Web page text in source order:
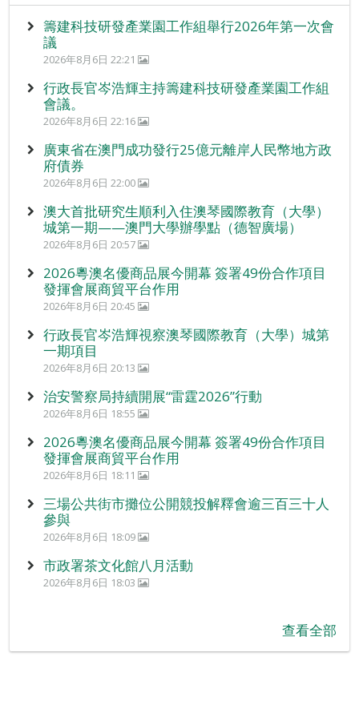
籌建科技研發產業園工作組舉行2026年第一次會
議
2026年8月6日 22:21
行政長官岑浩輝主持籌建科技研發產業園工作組
會議。
2026年8月6日 22:16
廣東省在澳門成功發行25億元離岸人民幣地方政
府債券
2026年8月6日 22:00
澳大首批研究生順利入住澳琴國際教育（大學）
城第一期——澳門大學辦學點（德智廣場）
2026年8月6日 20:57
2026粵澳名優商品展今開幕 簽署49份合作項目
發揮會展商貿平台作用
2026年8月6日 20:45
行政長官岑浩輝視察澳琴國際教育（大學）城第
一期項目
2026年8月6日 20:13
治安警察局持續開展“雷霆2026”行動
2026年8月6日 18:55
2026粵澳名優商品展今開幕 簽署49份合作項目
發揮會展商貿平台作用
2026年8月6日 18:11
三場公共街市攤位公開競投解釋會逾三百三十人
參與
2026年8月6日 18:09
市政署茶文化館八月活動
2026年8月6日 18:03
查看全部